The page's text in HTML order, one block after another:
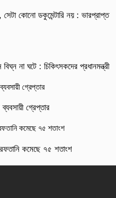
কোনো ডকুমেন্টারি নয় : ভারপ্রাপ্ত
না ঘটে : চিকিৎসকদের প্রধানমন্ত্রী
গ্রেপ্তার
কমেছে ৭৫ শতাংশ